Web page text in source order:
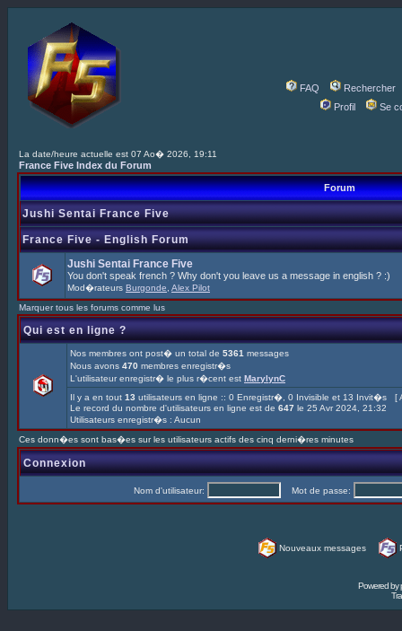
FAQ
Rechercher
Profil
Se
La date/heure actuelle est 07 Ao� 2026, 19:11
France Five Index du Forum
Forum
Jushi Sentai France Five
France Five - English Forum
Jushi Sentai France Five
You don't speak french ? Why don't you leave us a message in english ? :)
Mod�rateurs Burgonde Alex Pilot
Marquer tous les forums comme lus
Qui est en ligne ?
Nos membres ont post� un total de 5361 messages
Nous avons 470 membres enregistr�s
L'utilisateur enregistr� le plus r�cent est MarylynC
Il y a en tout 13 utilisateurs en ligne :: 0 Enregistr�, 0 Invisible et 13 Invit�s [
Le record du nombre d'utilisateurs en ligne est de 647 le 25 Avr 2024, 21:32
Utilisateurs enregistr�s : Aucun
Ces donn�es sont bas�es sur les utilisateurs actifs des cinq derni�res minutes
Connexion
Nom d'utilisateur: Mot de passe:
Nouveaux messages
Powered by